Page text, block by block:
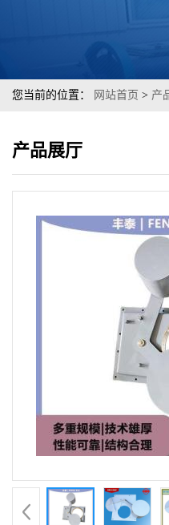
您当前的位置： 网站首页 > 产
产品展厅